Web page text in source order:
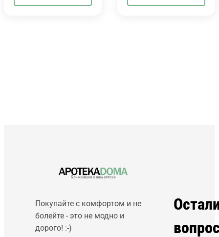
Покупайте с комфортом и не
болейте - это не модно и
дорого! :-)